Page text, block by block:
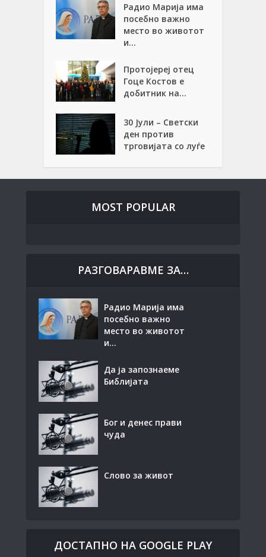
Радио Марија има
посебно важно
место во животот
и...
Протојереј отец
Гоце Костов е
добитник на...
30 Јули – Светски
ден против
трговијата со луѓе
MOST POPULAR
РАЗГОВАРАВМЕ ЗА…
Радио Марија има
посебно важно
место во животот
и...
Да ја запознаеме
Библијата
Бог и денес прави
чуда
Слово за живот
ДОСТАПНО НА GOOGLE PLAY